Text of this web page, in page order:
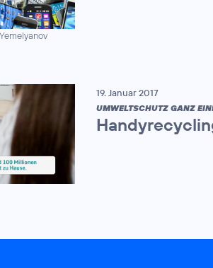
19. Januar 2017
UMWELTSCHUTZ GANZ